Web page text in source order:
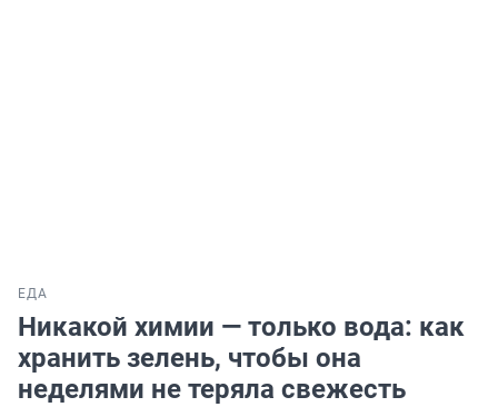
ЕДА
Никакой химии — только вода: как
хранить зелень, чтобы она
неделями не теряла свежесть